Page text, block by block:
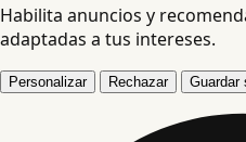
Habilita anuncios y
adaptadas a tus intereses.
Personalizar Rechazar Guardar